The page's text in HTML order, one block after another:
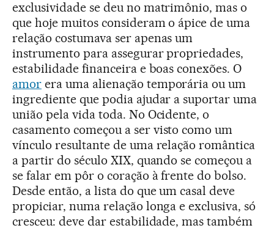
exclusividade se deu no matrimônio, mas o
que hoje muitos consideram o ápice de uma
relação costumava ser apenas um
instrumento para assegurar propriedades,
estabilidade financeira e boas conexões. O
amorera uma alienação temporária ou um
ingrediente que podia ajudar a suportar uma
união pela vida toda. No Ocidente, o
casamento começou a ser visto como um
vínculo resultante de uma relação romântica
a partir do século XIX, quando se começou a
se falar em pôr o coração à frente do bolso.
Desde então, a lista do que um casal deve
propiciar, numa relação longa e exclusiva, só
cresceu: deve dar estabilidade, mas também